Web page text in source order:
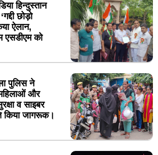
हिन्दुस्तान
छोड़ो
ऐलान,
एसडीएम को
पुलिस ने
और
व साइबर
किया जागरूक।